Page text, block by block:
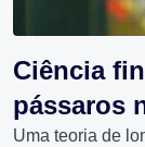
Ciência
pássaros
Uma teoria de